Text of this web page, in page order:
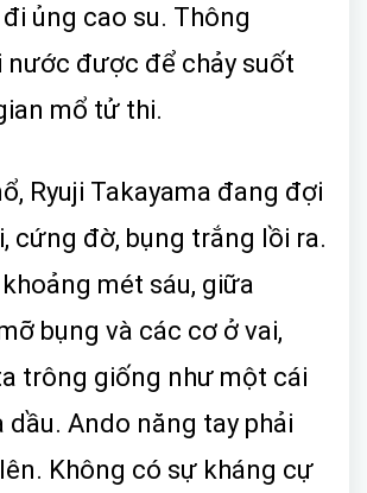
ủng cao su. Thông
nước được để chảy suốt
mổ tử thi.
Ryuji Takayama đang đợi
cứng đờ, bụng trắng lồi ra.
mét sáu, giữa
bụng và các cơ ở vai,
trông giống như một cái
dầu. Ando năng tay phải
Không có sự kháng cự